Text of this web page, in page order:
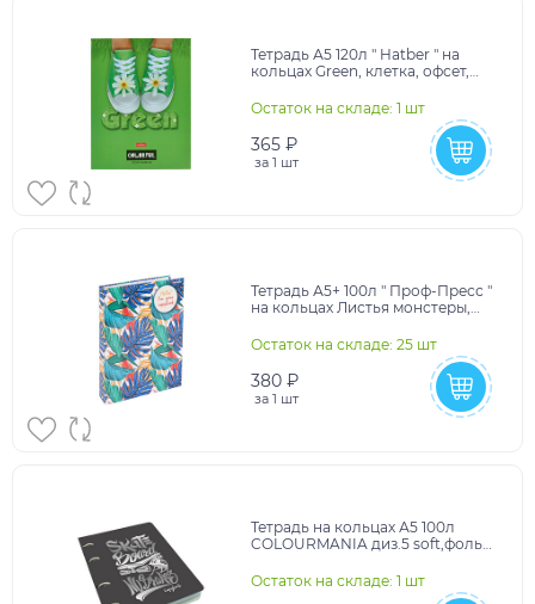
Тетрадь А5 120л " Hatber " на
кольцах Green, клетка, офсет,
ламинированный глянцев
Остаток на складе: 1 шт
365 ₽
за 1 шт
Тетрадь А5+ 100л " Проф-Пресс "
на кольцах Листья монстеры,
твердый ламинир
Остаток на складе: 25 шт
380 ₽
за 1 шт
Тетрадь на кольцах А5 100л
COLOURMANIA диз.5 soft,фольга
Остаток на складе: 1 шт